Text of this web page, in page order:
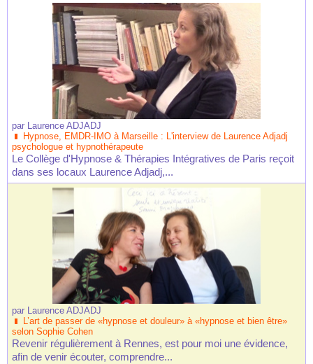
par Laurence ADJADJ
Hypnose, EMDR-IMO à Marseille : L'interview de Laurence Adjadj
psychologue et hypnothérapeute
Le Collège d'Hypnose & Thérapies Intégratives de Paris reçoit
dans ses locaux Laurence Adjadj,...
par Laurence ADJADJ
L’art de passer de «hypnose et douleur» à «hypnose et bien être»
selon Sophie Cohen
Revenir régulièrement à Rennes, est pour moi une évidence,
afin de venir écouter, comprendre...